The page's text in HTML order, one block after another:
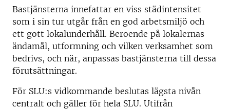
Bastjänsterna innefattar en viss städintensitet
som i sin tur utgår från en god arbetsmiljö och
ett gott lokalunderhåll. Beroende på lokalernas
ändamål, utformning och vilken verksamhet som
bedrivs, och när, anpassas bastjänsterna till dessa
förutsättningar.
För SLU:s vidkommande beslutas lägsta nivån
centralt och gäller för hela SLU. Utifrån